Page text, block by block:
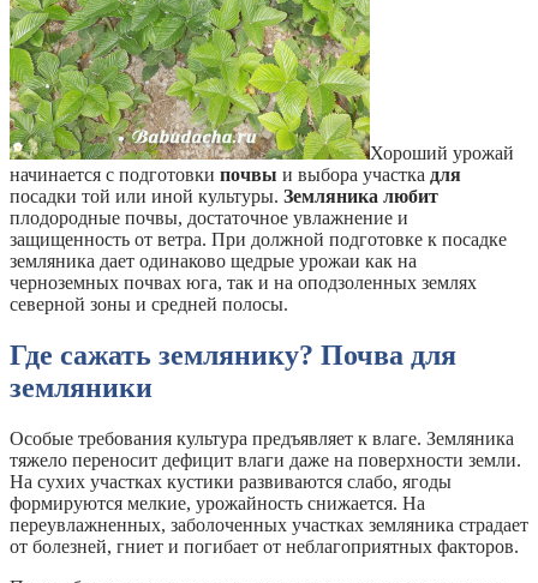
Хороший урожай
начинается с подготовки почвы и выбора участка для
посадки той или иной культуры. Земляника любит
плодородные почвы, достаточное увлажнение и
защищенность от ветра. При должной подготовке к посадке
земляника дает одинаково щедрые урожаи как на
черноземных почвах юга, так и на оподзоленных землях
северной зоны и средней полосы.
Где сажать землянику? Почва для
земляники
Особые требования культура предъявляет к влаге. Земляника
тяжело переносит дефицит влаги даже на поверхности земли.
На сухих участках кустики развиваются слабо, ягоды
формируются мелкие, урожайность снижается. На
переувлажненных, заболоченных участках земляника страдает
от болезней, гниет и погибает от неблагоприятных факторов.